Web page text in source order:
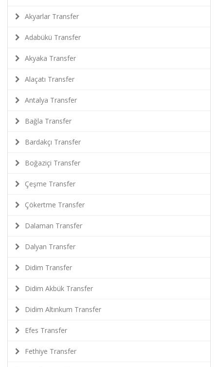
Akyarlar Transfer
Adabükü Transfer
Akyaka Transfer
Alaçatı Transfer
Antalya Transfer
Bağla Transfer
Bardakçı Transfer
Boğaziçi Transfer
Çeşme Transfer
Çökertme Transfer
Dalaman Transfer
Dalyan Transfer
Didim Transfer
Didim Akbük Transfer
Didim Altınkum Transfer
Efes Transfer
Fethiye Transfer